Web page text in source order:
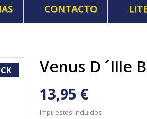
CONTACTO
Venus D ´Ille
13,95 €
Impuestos incluidos